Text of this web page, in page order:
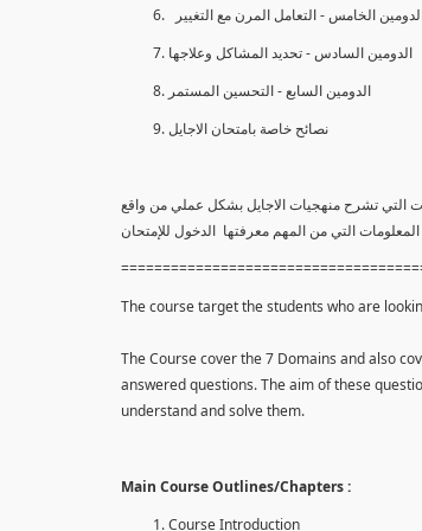
الخامس - التعامل المرن مع التغيير
الدومين السادس - تحديد المشاكل وعلاجها
الدومين السابع - التحسين المستمر
نصائح خاصة بامتحان الاجايل
التي تشرح منهجيات الاجايل بشكل عملي من واقع
التي من المهم معرفتها الدخول للإمتحان
The course target the students who are
The Course cover the 7 Domains and also
answered questions. The aim of these
understand and solve them.
Main Course Outlines/Chapters :
Course Introduction